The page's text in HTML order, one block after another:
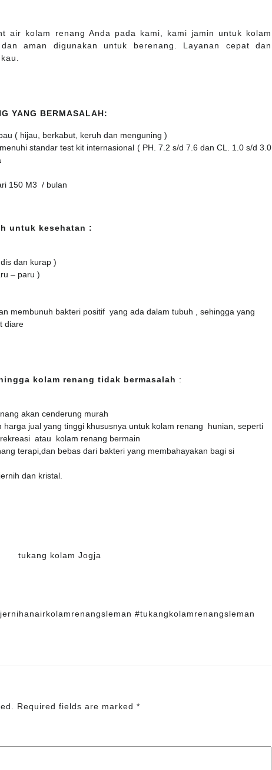
air kolam renang Anda pada kami, kami jamin untuk kolam
aman digunakan untuk berenang. Layanan cepat dan
YANG BERMASALAH:
( hijau, berkabut, keruh dan menguning )
standar test kit internasional ( PH. 7.2 s/d 7.6 dan CL. 1.0 s/d 3.0
150 M3 / bulan
untuk kesehatan :
dan kurap )
– paru )
membunuh bakteri positif yang ada dalam tubuh , sehingga yang
diare
kolam renang tidak bermasalah :
akan cenderung murah
jual yang tinggi khususnya untuk kolam renang hunian, seperti
atau kolam renang bermain
terapi,dan bebas dari bakteri yang membahayakan bagi si
dan kristal.
#tukangkolamrenangsleman
Required fields are marked *